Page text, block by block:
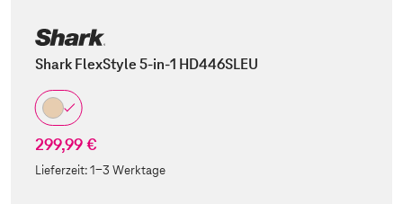
Shark FlexStyle 5-in-1 HD446SLEU
299,99 €
Lieferzeit:1-3 Werktage